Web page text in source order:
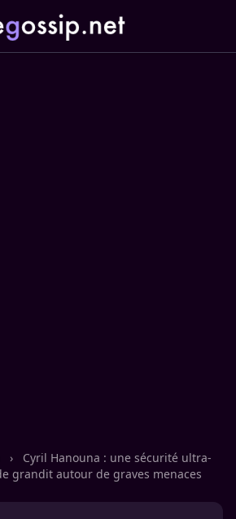
›
Cyril Hanouna : une sécurité ultra-
grandit autour de graves menaces